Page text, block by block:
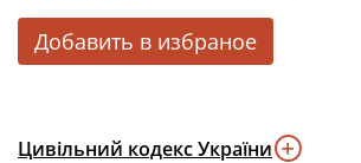
Добавить в избраное
Цивільний кодекс України